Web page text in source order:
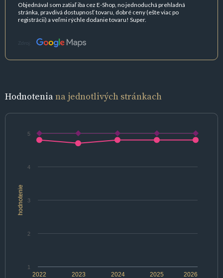
Objednával som zatiaľ iba cez E-Shop, no jednoduchá prehladná
stránka, pravdivá dostupnosť tovaru, dobré ceny (ešte viac po
registrácii) a veľmi rýchle dodanie tovaru! Super.
Zdroj:
Hodnoteniana jednotlivých stránkach
hodnotenie
2022 2024 2026
2023 2025
1
2
3
4
5